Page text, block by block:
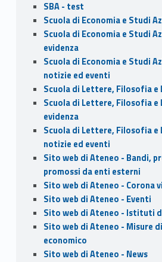
SBA - test
Scuola di Economia e Studi
Scuola di Economia e Studi
evidenza
Scuola di Economia e Studi
notizie ed eventi
Scuola di Lettere, Filosofia e
Scuola di Lettere, Filosofia e
evidenza
Scuola di Lettere, Filosofia e
notizie ed eventi
Sito web di Ateneo - Bandi,
promossi da enti esterni
Sito web di Ateneo - Corona
Sito web di Ateneo - Eventi
Sito web di Ateneo - Istituti
Sito web di Ateneo - Misure
economico
Sito web di Ateneo - News